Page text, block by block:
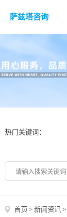
萨兹塔咨询
热门关键词：
首页 > 新闻资讯 >